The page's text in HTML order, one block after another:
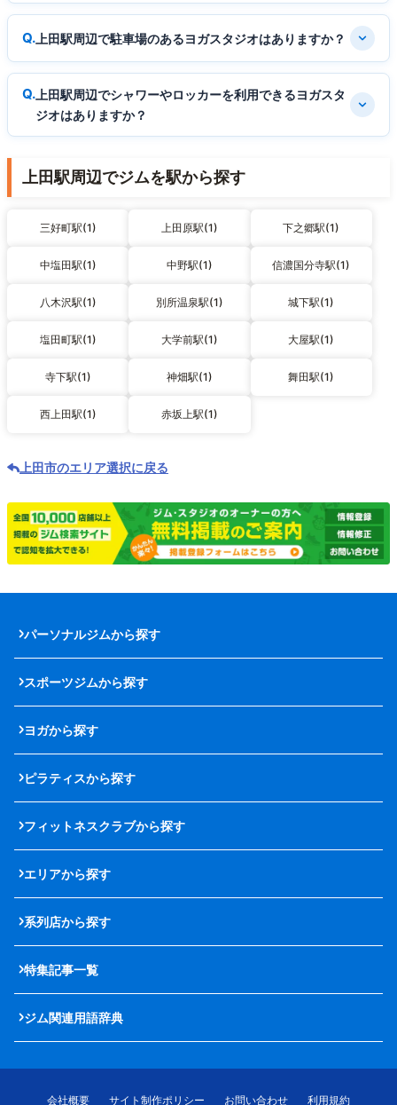
上田駅周辺で駐車場のあるヨガスタジオはありますか？
上田駅周辺でシャワーやロッカーを利用できるヨガスタ
ジオはありますか？
上田駅周辺でジムを駅から探す
三好町駅(1) 上田原駅(1) 下之郷駅(1)
中塩田駅(1) 中野駅(1) 信濃国分寺駅(1)
八木沢駅(1) 別所温泉駅(1) 城下駅(1)
塩田町駅(1) 大学前駅(1) 大屋駅(1)
寺下駅(1) 神畑駅(1) 舞田駅(1)
西上田駅(1) 赤坂上駅(1)
上田市のエリア選択に戻る
パーソナルジムから探す
スポーツジムから探す
ヨガから探す
ピラティスから探す
フィットネスクラブから探す
エリアから探す
系列店から探す
特集記事一覧
ジム関連用語辞典
会社概要 サイト制作ポリシー お問い合わせ
利用規約